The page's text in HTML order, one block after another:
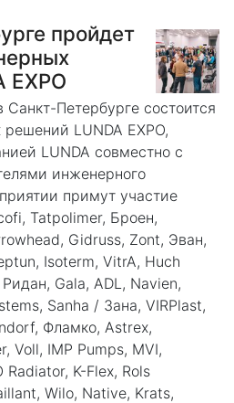
пройдет
EXPO
Петербурге состоится
LUNDA EXPO,
LUNDA совместно с
инженерного
примут участие
Tatpolimer, Броен,
Gidruss, Zont, Эван,
Isoterm, VitrA, Huch
Gala, ADL, Navien,
Sanha / Зана, VIRPlast,
Фламко, Astrex,
Voll, IMP Pumps, MVI,
Radiator, K-Flex, Rols
Wilo, Native, Krats,